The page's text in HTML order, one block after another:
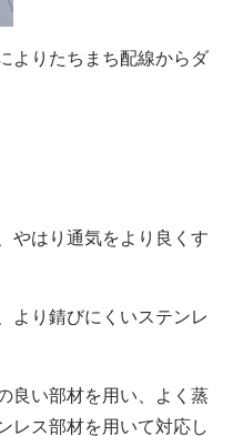
よりたちまち配線からダ
やはり通気をより良くす
より錆びにくいステンレ
良い部材を用い、よく蒸
レス部材を用いて対応し